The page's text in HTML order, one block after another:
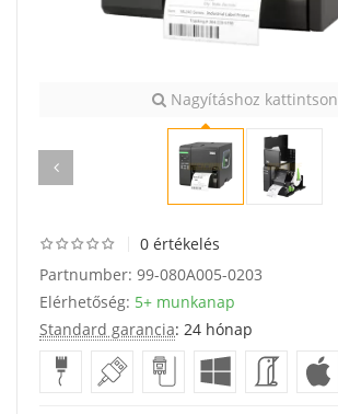
Nagyításhoz kattintson
0 értékelés
Partnumber: 99-080A005-0203
Elérhetőség: 5+ munkanap
Standard garancia: 24 hónap